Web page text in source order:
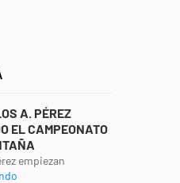
A. PÉREZ
EL CAMPEONATO
empiezan